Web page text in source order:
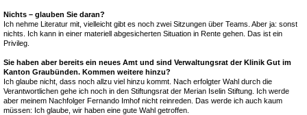
Nichts – glauben Sie daran?
Ich nehme Literatur mit, vielleicht gibt es noch zwei Sitzungen über Teams. Aber ja: sonst
nichts. Ich kann in einer materiell abgesicherten Situation in Rente gehen. Das ist ein
Privileg.
Sie haben aber bereits ein neues Amt und sind Verwaltungsrat der Klinik Gut im
Kanton Graubünden. Kommen weitere hinzu?
Ich glaube nicht, dass noch allzu viel hinzu kommt. Nach erfolgter Wahl durch die
Verantwortlichen gehe ich noch in den Stiftungsrat der Merian Iselin Stiftung. Ich werde
aber meinem Nachfolger Fernando Imhof nicht reinreden. Das werde ich auch kaum
müssen: Ich glaube, wir haben eine gute Wahl getroffen.